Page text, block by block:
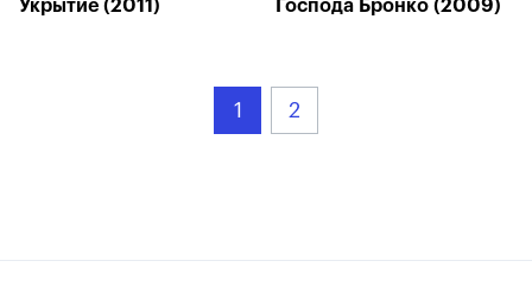
Укрытие (2011) Господа Бронко (2009)
1 2